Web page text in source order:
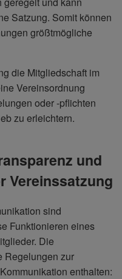
Satzung. Somit können
größtmögliche
die Mitgliedschaft im
Vereinsordnung
oder -pflichten
zu erleichtern.
und
Vereinssatzung
sind
Funktionieren eines
Die
Regelungen zur
enthalten: